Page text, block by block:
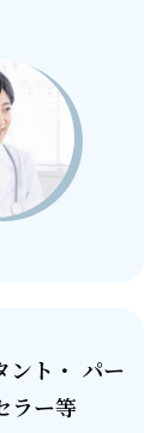
ト・ パー
ラー等